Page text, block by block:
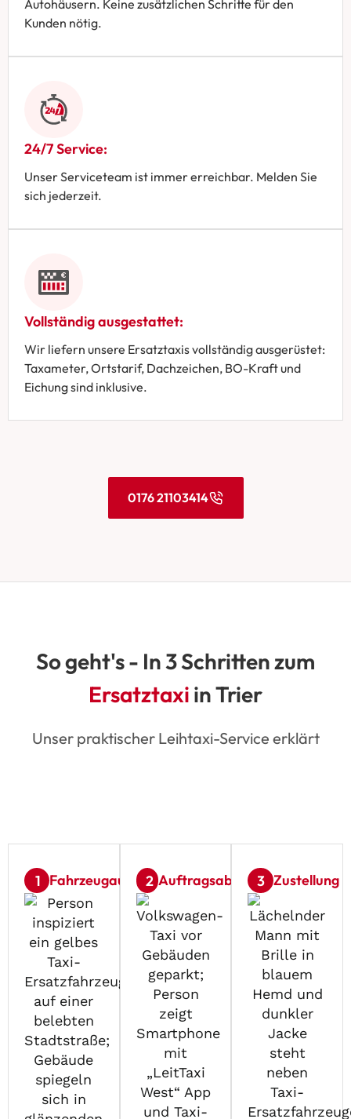
Autohäusern. Keine zusätzlichen Schritte für den
Kunden nötig.
24/7 Service:
Unser Serviceteam ist immer erreichbar. Melden Sie
sich jederzeit.
Vollständig ausgestattet:
Wir liefern unsere Ersatztaxis vollständig ausgerüstet:
Taxameter, Ortstarif, Dachzeichen, BO-Kraft und
Eichung sind inklusive.
0176 21103414
So geht's - In 3 Schritten zum
Ersatztaxi in Trier
Unser praktischer Leihtaxi-Service erklärt
1 Fahrzeugausfall
2 Auftragsabwicklung
3 Zustellung